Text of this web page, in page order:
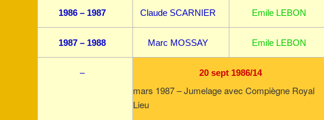
1986 – 1987 Claude SCARNIER Emile LEBON
1987 – 1988 Marc MOSSAY Emile LEBON
– 20 sept 1986/14
mars 1987 – Jumelage avec Compiègne Royal
Lieu